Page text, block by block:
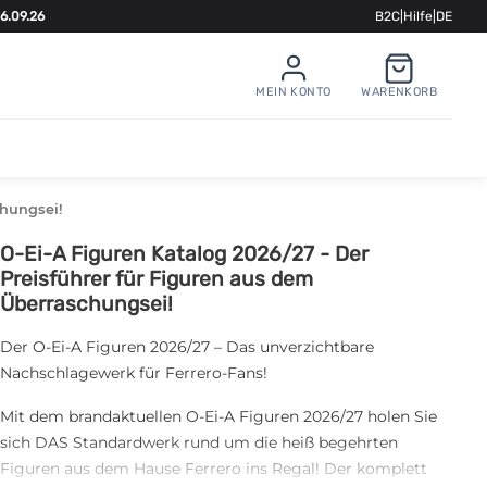
B2C Hilfe DE
MEIN KONTO WARENKORB
O-Ei-A Figuren Katalog 2026/27 - Der
Preisführer für Figuren aus dem
Überraschungsei!
Der O-Ei-A Figuren 2026/27 – Das unverzichtbare
Nachschlagewerk für Ferrero-Fans!
Mit dem brandaktuellen O-Ei-A Figuren 2026/27 holen Sie
sich DAS Standardwerk rund um die heiß begehrten
Figuren aus dem Hause Ferrero ins Regal! Der komplett